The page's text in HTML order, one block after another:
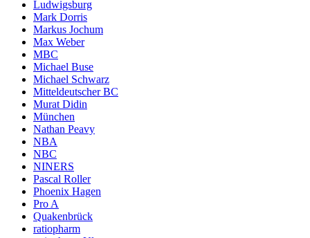
Ludwigsburg
Mark Dorris
Markus Jochum
Max Weber
MBC
Michael Buse
Michael Schwarz
Mitteldeutscher BC
Murat Didin
München
Nathan Peavy
NBA
NBC
NINERS
Pascal Roller
Phoenix Hagen
Pro A
Quakenbrück
ratiopharm